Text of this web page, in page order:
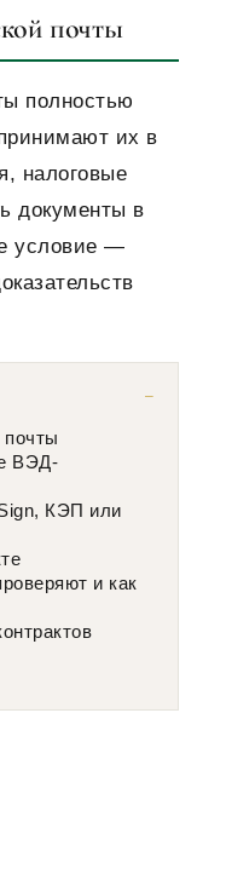
почты
полностью
их в
налоговые
документы в
условие —
почты
ВЭД-
КЭП или
и как